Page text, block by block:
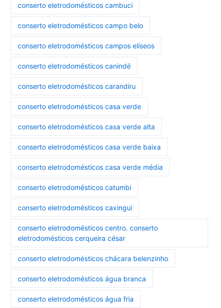
conserto eletrodomésticos cambuci
conserto eletrodomésticos campo belo
conserto eletrodomésticos campos elíseos
conserto eletrodomésticos canindé
conserto eletrodomésticos carandiru
conserto eletrodomésticos casa verde
conserto eletrodomésticos casa verde alta
conserto eletrodomésticos casa verde baixa
conserto eletrodomésticos casa verde média
conserto eletrodomésticos catumbi
conserto eletrodomésticos caxingui
conserto eletrodomésticos centro. conserto
eletrodomésticos cerqueira césar
conserto eletrodomésticos chácara belenzinho
conserto eletrodomésticos água branca
conserto eletrodomésticos água fria